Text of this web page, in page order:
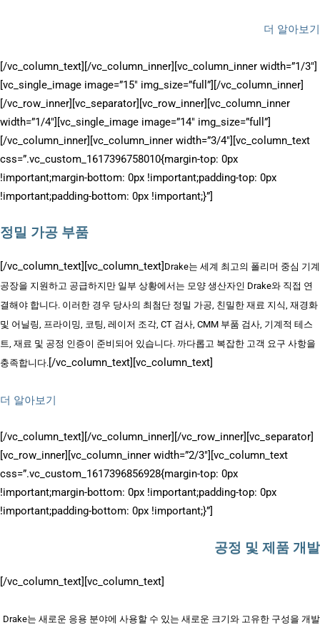
더 알아보기
[/vc_column_text][/vc_column_inner][vc_column_inner width=”1/3″]
[vc_single_image image=”15″ img_size=”full”][/vc_column_inner]
[/vc_row_inner][vc_separator][vc_row_inner][vc_column_inner
width=”1/4″][vc_single_image image=”14″ img_size=”full”]
[/vc_column_inner][vc_column_inner width=”3/4″][vc_column_text
css=”.vc_custom_1617396758010{margin-top: 0px
!important;margin-bottom: 0px !important;padding-top: 0px
!important;padding-bottom: 0px !important;}”]
정밀 가공 부품
[/vc_column_text][vc_column_text] Drake는 세계 최고의 폴리머 중심 기계
공장을 지원하고 공급하지만 일부 상황에서는 모양 생산자인 Drake와 직접 연
결해야 합니다. 이러한 경우 당사의 최첨단 정밀 가공, 친밀한 재료 지식, 재경화
및 어닐링, 프라이밍, 코팅, 레이저 조각, CT 검사, CMM 부품 검사, 기계적 테스
트, 재료 및 공정 인증이 준비되어 있습니다. 까다롭고 복잡한 고객 요구 사항을
충족합니다. [/vc_column_text][vc_column_text]
더 알아보기
[/vc_column_text][/vc_column_inner][/vc_row_inner][vc_separator]
[vc_row_inner][vc_column_inner width=”2/3″][vc_column_text
css=”.vc_custom_1617396856928{margin-top: 0px
!important;margin-bottom: 0px !important;padding-top: 0px
!important;padding-bottom: 0px !important;}”]
공정 및 제품 개발
[/vc_column_text][vc_column_text]
Drake는 새로운 응용 분야에 사용할 수 있는 새로운 크기와 고유한 구성을 개발